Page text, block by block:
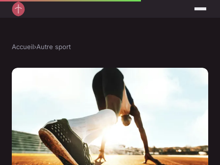
Accueil›Autre sport